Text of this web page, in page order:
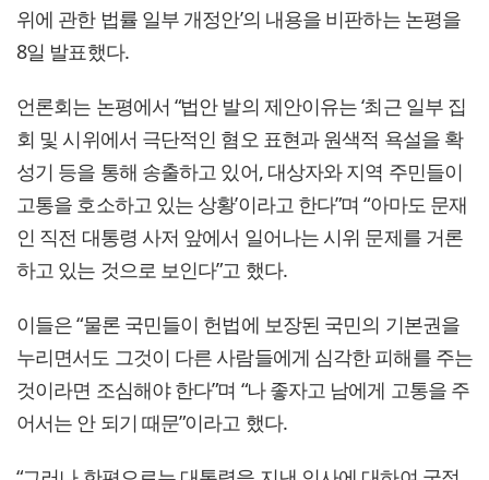
위에 관한 법률 일부 개정안’의 내용을 비판하는 논평을
8일 발표했다.
언론회는 논평에서 “법안 발의 제안이유는 ‘최근 일부 집
회 및 시위에서 극단적인 혐오 표현과 원색적 욕설을 확
성기 등을 통해 송출하고 있어, 대상자와 지역 주민들이
고통을 호소하고 있는 상황’이라고 한다”며 “아마도 문재
인 직전 대통령 사저 앞에서 일어나는 시위 문제를 거론
하고 있는 것으로 보인다”고 했다.
이들은 “물론 국민들이 헌법에 보장된 국민의 기본권을
누리면서도 그것이 다른 사람들에게 심각한 피해를 주는
것이라면 조심해야 한다”며 “나 좋자고 남에게 고통을 주
어서는 안 되기 때문”이라고 했다.